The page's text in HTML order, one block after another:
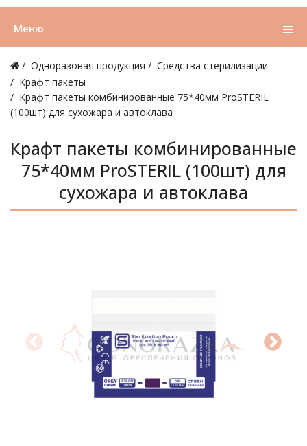
Меню
Одноразовая продукция
Средства стерилизации
Крафт пакеты
Крафт пакеты комбинированные 75*40мм ProSTERIL
(100шт) для сухожара и автоклава
Крафт пакеты комбинированные
75*40мм ProSTERIL (100шт) для
сухожара и автоклава